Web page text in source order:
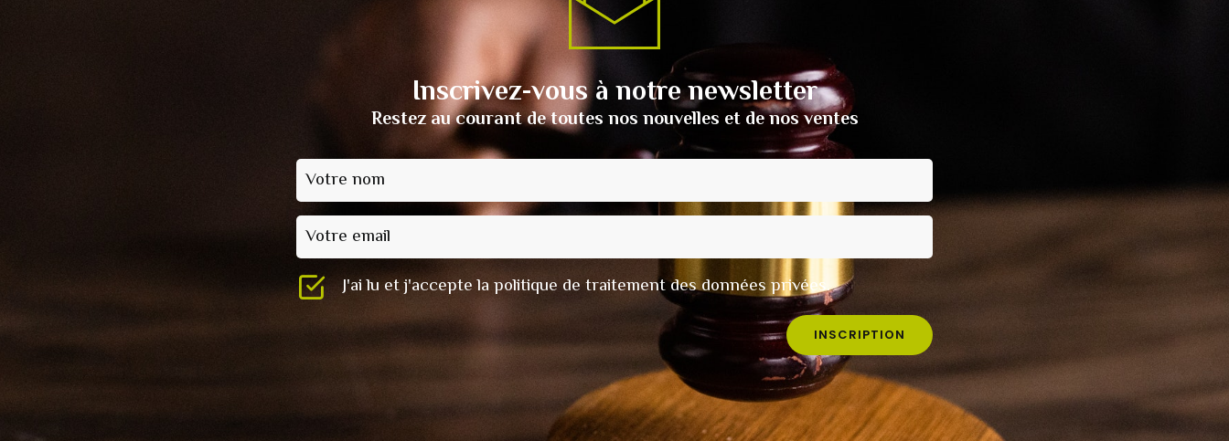
Inscrivez-vous à notre newsletter
Restez au courant de toutes nos nouvelles et de nos ventes
Votre nom
Votre email
J'ai lu et j'accepte la politique de traitement des données privées.
INSCRIPTION